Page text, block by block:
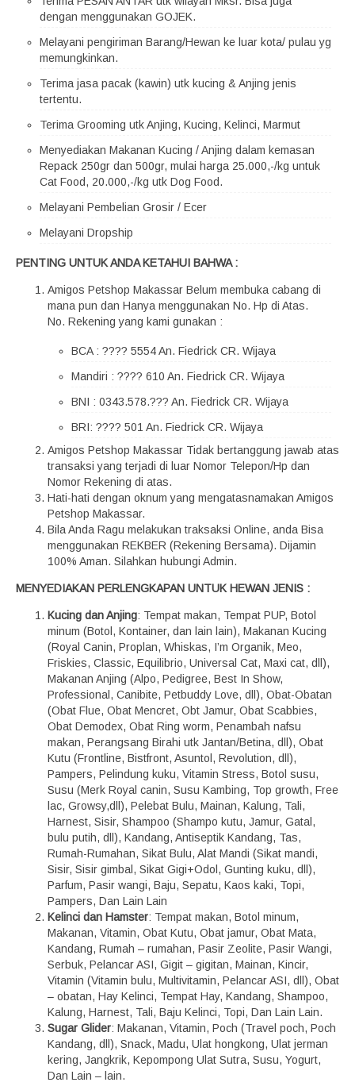
dengan menggunakan GOJEK.
Melayani pengiriman Barang/Hewan ke luar kota/ pulau yg
memungkinkan.
Terima jasa pacak (kawin) utk kucing & Anjing jenis
tertentu.
Terima Grooming utk Anjing, Kucing, Kelinci, Marmut
Menyediakan Makanan Kucing / Anjing dalam kemasan
Repack 250gr dan 500gr, mulai harga 25.000,-/kg untuk
Cat Food, 20.000,-/kg utk Dog Food.
Melayani Pembelian Grosir / Ecer
Melayani Dropship
PENTING UNTUK ANDA KETAHUI BAHWA :
Amigos Petshop Makassar Belum membuka cabang di
mana pun dan Hanya menggunakan No. Hp di Atas.
No. Rekening yang kami gunakan :
BCA : ???? 5554 An. Fiedrick CR. Wijaya
Mandiri : ???? 610 An. Fiedrick CR. Wijaya
BNI : 0343.578.??? An. Fiedrick CR. Wijaya
BRI: ???? 501 An. Fiedrick CR. Wijaya
Amigos Petshop Makassar Tidak bertanggung jawab atas
transaksi yang terjadi di luar Nomor Telepon/Hp dan
Nomor Rekening di atas.
Hati-hati dengan oknum yang mengatasnamakan Amigos
Petshop Makassar.
Bila Anda Ragu melakukan traksaksi Online, anda Bisa
menggunakan REKBER (Rekening Bersama). Dijamin
100% Aman. Silahkan hubungi Admin.
MENYEDIAKAN PERLENGKAPAN UNTUK HEWAN JENIS :
Kucing dan Anjing: Tempat makan, Tempat PUP, Botol
minum (Botol, Kontainer, dan lain lain), Makanan Kucing
(Royal Canin, Proplan, Whiskas, I’m Organik, Meo,
Friskies, Classic, Equilibrio, Universal Cat, Maxi cat, dll),
Makanan Anjing (Alpo, Pedigree, Best In Show,
Professional, Canibite, Petbuddy Love, dll), Obat-Obatan
(Obat Flue, Obat Mencret, Obt Jamur, Obat Scabbies,
Obat Demodex, Obat Ring worm, Penambah nafsu
makan, Perangsang Birahi utk Jantan/Betina, dll), Obat
Kutu (Frontline, Bistfront, Asuntol, Revolution, dll),
Pampers, Pelindung kuku, Vitamin Stress, Botol susu,
Susu (Merk Royal canin, Susu Kambing, Top growth, Free
lac, Growsy,dll), Pelebat Bulu, Mainan, Kalung, Tali,
Harnest, Sisir, Shampoo (Shampo kutu, Jamur, Gatal,
bulu putih, dll), Kandang, Antiseptik Kandang, Tas,
Rumah-Rumahan, Sikat Bulu, Alat Mandi (Sikat mandi,
Sisir, Sisir gimbal, Sikat Gigi+Odol, Gunting kuku, dll),
Parfum, Pasir wangi, Baju, Sepatu, Kaos kaki, Topi,
Pampers, Dan Lain Lain
Kelinci dan Hamster: Tempat makan, Botol minum,
Makanan, Vitamin, Obat Kutu, Obat jamur, Obat Mata,
Kandang, Rumah – rumahan, Pasir Zeolite, Pasir Wangi,
Serbuk, Pelancar ASI, Gigit – gigitan, Mainan, Kincir,
Vitamin (Vitamin bulu, Multivitamin, Pelancar ASI, dll), Obat
– obatan, Hay Kelinci, Tempat Hay, Kandang, Shampoo,
Kalung, Harnest, Tali, Baju Kelinci, Topi, Dan Lain Lain.
Sugar Glider: Makanan, Vitamin, Poch (Travel poch, Poch
Kandang, dll), Snack, Madu, Ulat hongkong, Ulat jerman
kering, Jangkrik, Kepompong Ulat Sutra, Susu, Yogurt,
Dan Lain – lain.